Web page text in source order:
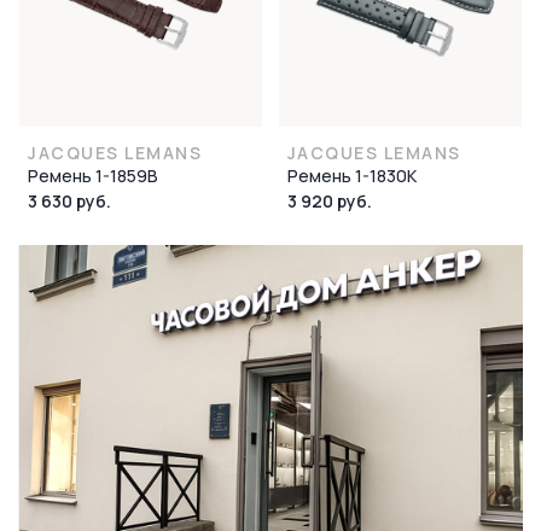
JACQUES LEMANS
Ремень 1-1859B
3 630 руб.
JACQUES LEMANS
Ремень 1-1830K
3 920 руб.